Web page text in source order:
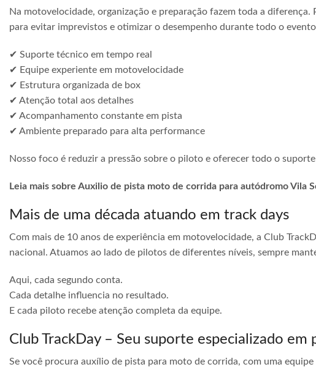
Na motovelocidade, organização e preparação fazem toda a
para evitar imprevistos e otimizar o desempenho durante todo o
✔ Suporte técnico em tempo real
✔ Equipe experiente em motovelocidade
✔ Estrutura organizada de box
✔ Atenção total aos detalhes
✔ Acompanhamento constante em pista
✔ Ambiente preparado para alta performance
Nosso foco é reduzir a pressão sobre o piloto e oferecer todo o
Leia mais sobre Auxilio de pista moto de corrida para autódromo Vila
Mais de uma década atuando em track days
Com mais de 10 anos de experiência em motovelocidade, a Club
nacional. Atuamos ao lado de pilotos de diferentes níveis, sempre
Aqui, cada segundo conta.
Cada detalhe influencia no resultado.
E cada piloto recebe atenção completa da equipe.
Club TrackDay – Seu suporte especializado em
Se você procura auxílio de pista para moto de corrida, com uma